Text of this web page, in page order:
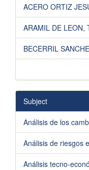
ACERO ORTIZ
ARAMIL DE LEON,
BECERRIL
Subject
Análisis de los
Análisis de riesgos
Análisis tecno-